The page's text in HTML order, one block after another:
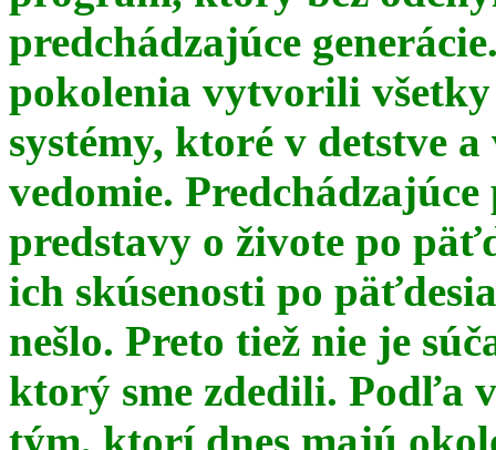
predchádzajúce
pokolenia vytvorili
systémy, ktoré v detstve
vedomie.
predstavy o živote po
ich skúsenosti po
nešlo. Preto tiež nie je
ktorý sme zdedili. Podľa
tým, ktorí dnes majú